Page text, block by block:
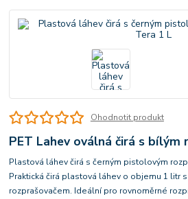
Ohodnotit produkt
PET Lahev oválná čirá s bílým
Plastová láhev čirá s černým pistolovým
Praktická čirá plastová láhev o objemu 1 litr
rozprašovačem. Ideální pro rovnoměrné